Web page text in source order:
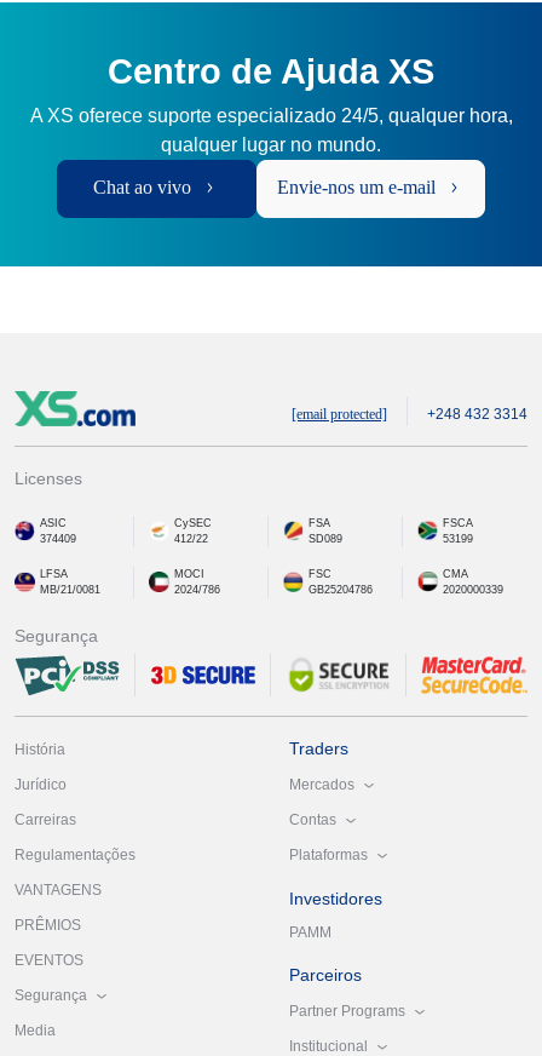
Centro de Ajuda XS
A XS oferece suporte especializado 24/5, qualquer hora,
qualquer lugar no mundo.
Chat ao vivo Envie-nos um e-mail
[email protected] +248 432 3314
Licenses
ASIC
374409
CySEC
412/22
FSA
SD089
FSCA
53199
LFSA
MB/21/0081
MOCI
2024/786
FSC
GB25204786
CMA
2020000339
Segurança
História
Jurídico
Carreiras
Regulamentações
VANTAGENS
PRÊMIOS
EVENTOS
Segurança
Media
Traders
Mercados
Contas
Plataformas
Investidores
PAMM
Parceiros
Partner Programs
Institucional